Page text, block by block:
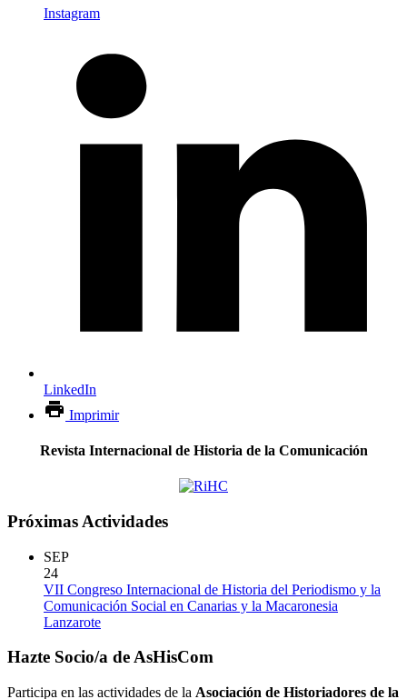
Instagram
LinkedIn
Imprimir
Revista Internacional de Historia de la Comunicación
Próximas Actividades
SEP
24
VII Congreso Internacional de Historia del Periodismo y la
Comunicación Social en Canarias y la Macaronesia
Lanzarote
Hazte Socio/a de AsHisCom
Participa en las actividades de la Asociación de Historiadores de la